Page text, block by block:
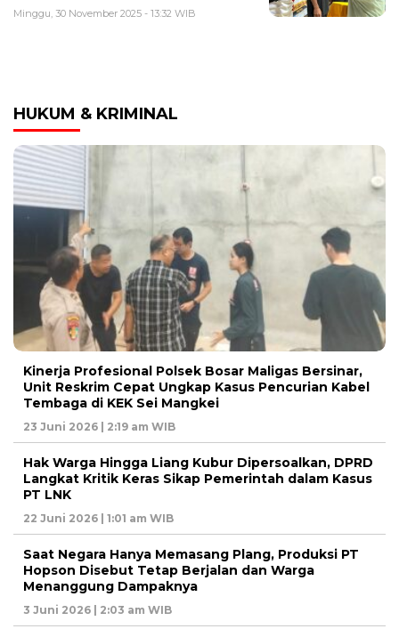
Minggu, 30 November 2025 - 13:32 WIB
HUKUM & KRIMINAL
Kinerja Profesional Polsek Bosar Maligas Bersinar,
Unit Reskrim Cepat Ungkap Kasus Pencurian Kabel
Tembaga di KEK Sei Mangkei
23 Juni 2026 | 2:19 am WIB
Hak Warga Hingga Liang Kubur Dipersoalkan, DPRD
Langkat Kritik Keras Sikap Pemerintah dalam Kasus
PT LNK
22 Juni 2026 | 1:01 am WIB
Saat Negara Hanya Memasang Plang, Produksi PT
Hopson Disebut Tetap Berjalan dan Warga
Menanggung Dampaknya
3 Juni 2026 | 2:03 am WIB